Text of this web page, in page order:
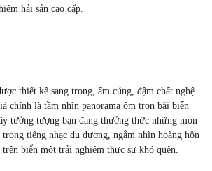
hải sản cao cấp.
thiết kế sang trọng, ấm cúng, đậm chất nghệ
chính là tầm nhìn panorama ôm trọn bãi biển
tưởng tượng bạn đang thưởng thức những món
tiếng nhạc du dương, ngắm nhìn hoàng hôn
biển một trải nghiệm thực sự khó quên.